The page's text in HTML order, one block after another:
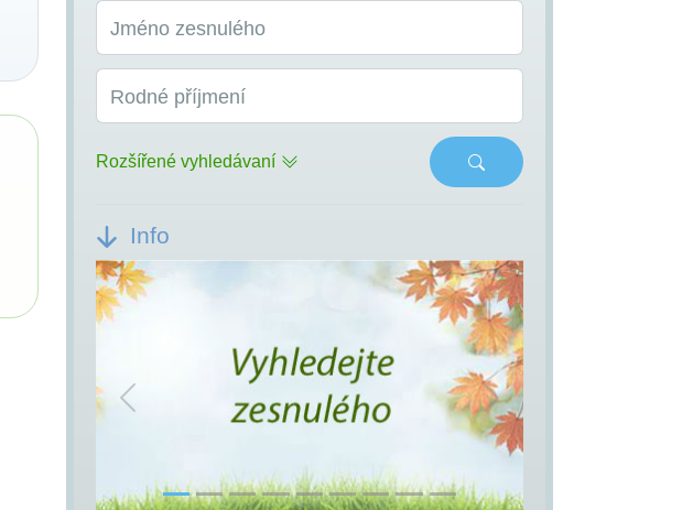
Jméno zesnulého
Rodné příjmení
Rozšířené vyhledávaní
Info
Previous Next